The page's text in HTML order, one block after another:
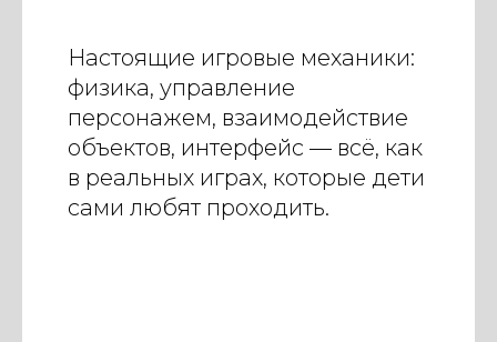
Настоящие игровые механики:
физика, управление
персонажем, взаимодействие
объектов, интерфейс — всё, как
в реальных играх, которые дети
сами любят проходить.